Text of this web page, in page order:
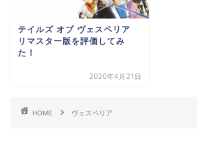
テイルズ オブ ヴェスペリア
リマスター版を評価してみ
た！
2020年4月21日
HOME ヴェスペリア